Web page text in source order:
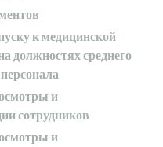
к медицинской
должностях среднего
и
сотрудников
и